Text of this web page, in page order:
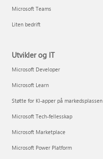
Microsoft Teams
Liten bedrift
Utvikler og IT
Microsoft Developer
Microsoft Learn
Støtte for KI-apper på markedsplassen
Microsoft Tech-fellesskap
Microsoft Marketplace
Microsoft Power Platform